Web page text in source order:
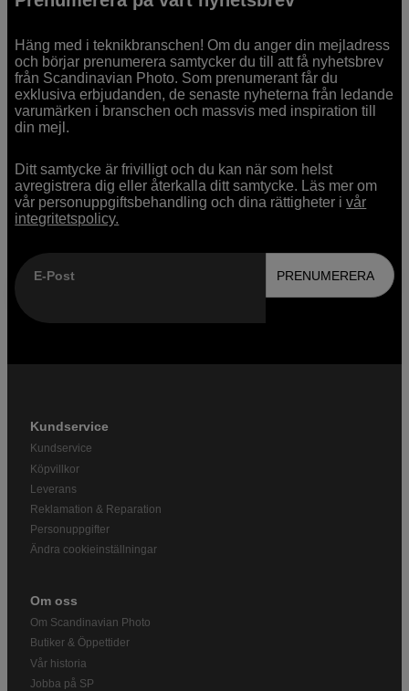
Häng med i teknikbranschen! Om du anger din mejladress
och börjar prenumerera samtycker du till att få nyhetsbrev
från Scandinavian Photo. Som prenumerant får du
exklusiva erbjudanden, de senaste nyheterna från ledande
varumärken i branschen och massvis med inspiration till
din mejl.
Ditt samtycke är frivilligt och du kan när som helst
avregistrera dig eller återkalla ditt samtycke. Läs mer om
vår personuppgiftsbehandling och dina rättigheter ivår
integritetspolicy.
E-Post PRENUMERERA
Kundservice
Kundservice
Köpvillkor
Leverans
Reklamation & Reparation
Personuppgifter
Ändra cookieinställningar
Om oss
Om Scandinavian Photo
Butiker & Öppettider
Vår historia
Jobba på SP